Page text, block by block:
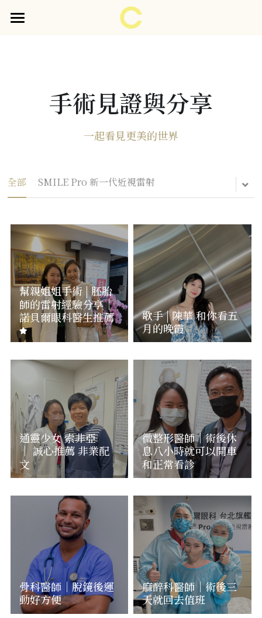
見證分享
企業＆校園 護眼衛教講座
手術見證與分享
一起看見更美的世界
全部 SMILE Pro 新一代近視雷射
幫親姐姐手術 | 胚胎
師的雷射經驗分享｜
諾貝爾眼科醫生推薦
歌手 | 陳華 和你看五
月的晚霞
通靈少女 索非亞
｜ 誠心推薦 非業配
文
微整形醫師｜術後休
息八小時就可以開車
和正常看診
骨科醫師｜脫鏡後運
動好方便
麻醉科醫師｜術後三
天就回去值班
部落格分類